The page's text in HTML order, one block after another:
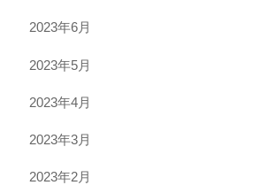
2023年6月
2023年5月
2023年4月
2023年3月
2023年2月